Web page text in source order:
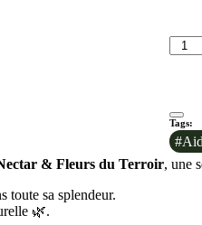
Tags:
& Fleurs du Terroir, une
toute sa splendeur.
🌿.